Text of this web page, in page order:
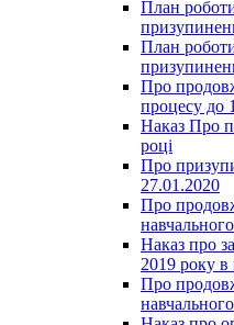
План
План
Про
процесу до
Наказ Про
році
Про
27.01.2020
Про
Наказ про
2019 року в
Про